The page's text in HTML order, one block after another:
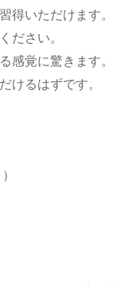
得いただけます。
ださい。
感覚に驚きます。
けるはずです。